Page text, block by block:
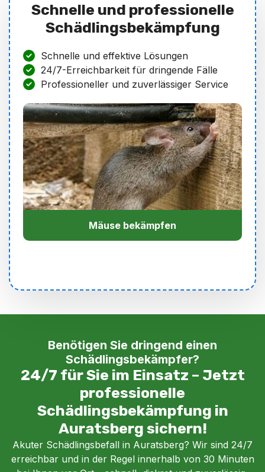
Schnelle und professionelle
Schädlingsbekämpfung
Schnelle und effektive Lösungen
24/7-Erreichbarkeit für dringende Fälle
Professioneller und zuverlässiger Service
Mäuse bekämpfen
Benötigen Sie dringend einen
Schädlingsbekämpfer?
24/7 für Sie im Einsatz – Jetzt
professionelle
Schädlingsbekämpfung in
Auratsberg sichern!
Akuter Schädlingsbefall in Auratsberg? Wir sind 24/7
erreichbar und in der Regel innerhalb von 30 Minuten